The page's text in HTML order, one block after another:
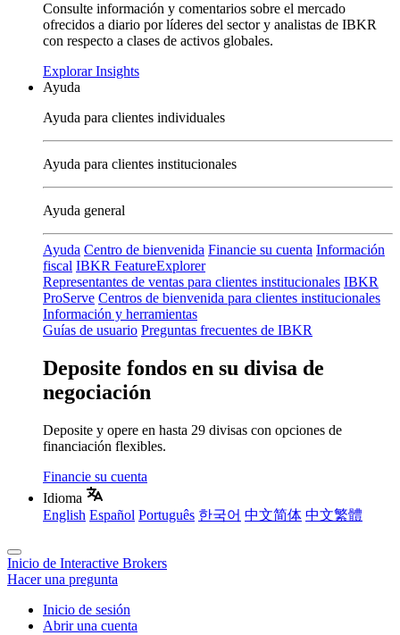
Consulte información y comentarios sobre el mercado
ofrecidos a diario por líderes del sector y analistas de IBKR
con respecto a clases de activos globales.
Explorar Insights
Ayuda
Ayuda para clientes individuales
Ayuda para clientes institucionales
Ayuda general
Ayuda Centro de bienvenida Financie su cuenta Información
fiscal IBKR FeatureExplorer
Representantes de ventas para clientes institucionales IBKR
ProServe Centros de bienvenida para clientes institucionales
Información y herramientas
Guías de usuario Preguntas frecuentes de IBKR
Deposite fondos en su divisa de
negociación
Deposite y opere en hasta 29 divisas con opciones de
financiación flexibles.
Financie su cuenta
Idioma
English Español Português 한국어 中文简体 中文繁體
Inicio de Interactive Brokers
Hacer una pregunta
Inicio de sesión
Abrir una cuenta